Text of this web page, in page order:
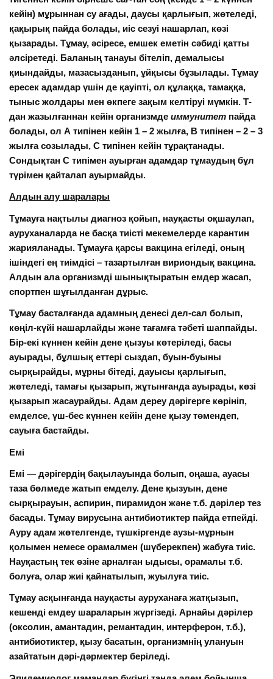
кейін) мұрыннан су ағады, даусы қарлығып, жөтеледі,
қақырық пайда болады, иіс сезуі нашарлап, көзі
қызарады. Тұмау, әсіресе, емшек еметін сәбиді қатты
әлсіретеді. Баланың танауы бітеліп, демалысы
қиындайды, мазасызданып, ұйқысы бұзылады. Тұмау
ересек адамдар үшін де қауіпті, ол құлаққа,тамаққа,
тыныс жолдары менөкпеге зақым келтіруі мүмкін. Т-
дан жазылғаннан кейін организмдеиммунитет пайда
болады, ол А типінен кейін 1 – 2 жылға, В типінен – 2 – 3
жылға созылады, С типінен кейін тұрақтанады.
Сондықтан С типімен ауырған адамдар тұмаудың бұл
түрімен қайталап ауырмайды.
Алдын алу шаралары
Тұмауға нақтылы диагноз қойып, науқасты оқшаулап,
ауруханаларда не басқа тиісті мекемелерде карантин
жарияланады. Тұмауға қарсы вакцинаегіледі, оның
ішіндегі ең тиімдісі – тазартылған вириондық вакцина.
Алдын ала организмді шынықтыратын емдер жасап,
спортпен шұғылданған дұрыс.
Тұмау басталғанда адамның денесі дел-сал болып,
көңіл-күйі нашарлайды және тағамға тәбеті шаппайды.
Бір-екі күннен кейін дене қызуы көтеріледі, басы
ауырады, бұлшық еттері сыздап, буын-буыны
сырқырайды, мұрны бітеді, дауысы қарлығып,
жөтеледі, тамағы қызарып, жұтынғанда ауырады, көзі
қызарып жасаурайды. Адам дереу дәрігерге көрініп,
емделсе, үш-бес күннен кейін дене қызу төмендеп,
сауыға бастайды.
Емі
Емі —дәрігердің бақылауында болып, оңаша, ауасы
таза бөлмеде жатып емделу. Дене қызуын, дене
сырқырауын, аспирин, пирамидон және т.б. дәрілер тез
басады. Тұмау вирусына антибиотиктер пайда етпейді.
Ауру адам жөтелгенде, түшкіргенде аузы-мұрнын
қолымен немесе орамалмен (шүберекпен) жабуға тиіс.
Науқастың тек өзіне арналған ыдысы, орамалы т.б.
болуға, олар жиі қайнатылып, жуылуға тиіс.
Тұмау асқынғанда науқастыауруханағажатқызып,
кешенді емдеу шараларын жүргізеді. Арнайыдәрілер
(оксолин,амантадин, ремантадин, интерферон, т.б.),
антибиотиктер, қызу басатын, организмнің улануын
азайтатындәрі-дәрмектер беріледі.